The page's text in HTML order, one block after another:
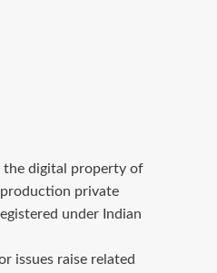
the digital property of
private
under Indian
issues raise related